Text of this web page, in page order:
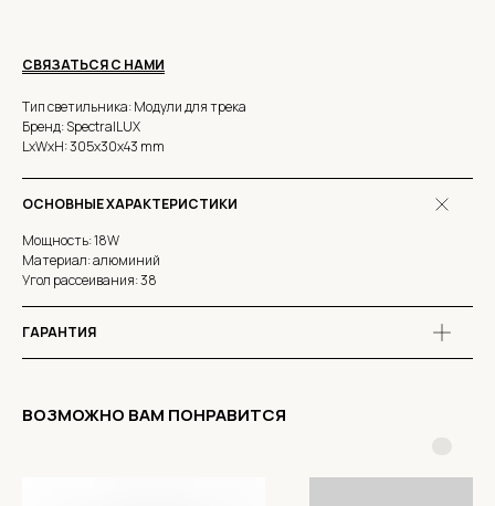
СВЯЗАТЬСЯ С НАМИ
Тип светильника: Модули для трека
Бренд: SpectralLUX
LxWxH: 305x30x43 mm
ОСНОВНЫЕ ХАРАКТЕРИСТИКИ
Мощность: 18W
Материал: алюминий
Угол рассеивания: 38
ГАРАНТИЯ
ВОЗМОЖНО ВАМ ПОНРАВИТСЯ